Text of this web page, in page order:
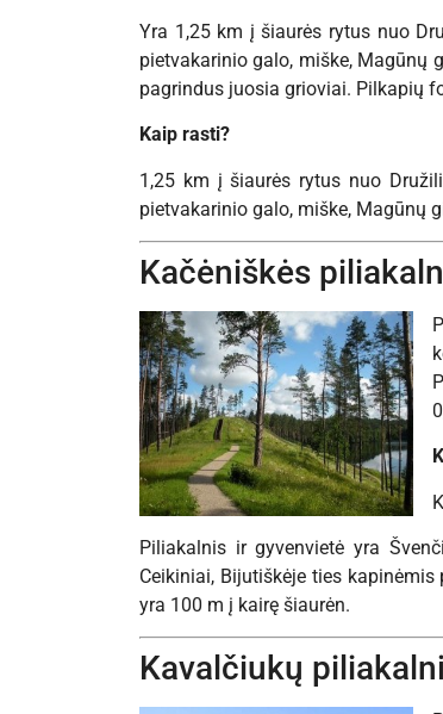
Yra 1,25 km į šiaurės rytus nuo
pietvakarinio galo, miške, Magūnų
pagrindus juosia grioviai. Pilkapių
Kaip rasti?
1,25 km į šiaurės rytus nuo
pietvakarinio galo, miške, Magūnų
Kačėniškės
Piliakalnis ir gyvenvietė yra
Ceikiniai, Bijutiškėje ties
yra 100 m į kairę šiaurėn.
Kavalčiukų